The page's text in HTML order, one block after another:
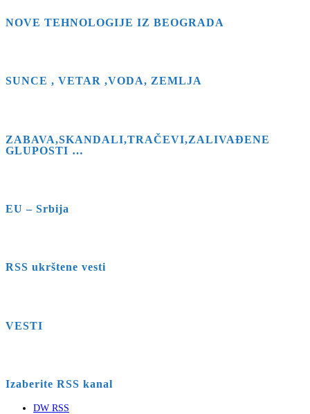
NOVE TEHNOLOGIJE IZ BEOGRADA
SUNCE , VETAR ,VODA, ZEMLJA
ZABAVA,SKANDALI,TRAČEVI,ZALIVAĐENE
GLUPOSTI …
EU – Srbija
RSS ukrštene vesti
VESTI
Izaberite RSS kanal
DW RSS